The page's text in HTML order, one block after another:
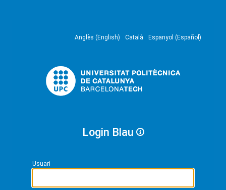
Anglès (English) Català Espanyol (Español)
Login Blau
Usuari